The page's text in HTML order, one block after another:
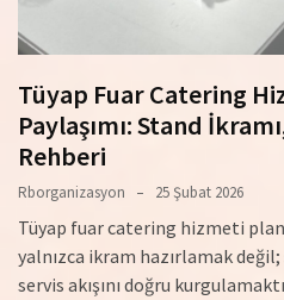
Tüyap Fuar Catering
Paylaşımı: Stand
Rehberi
Rborganizasyon 25 Şubat 2026
Tüyap fuar catering hizmeti
yalnızca ikram hazırlamak
servis akışını doğru